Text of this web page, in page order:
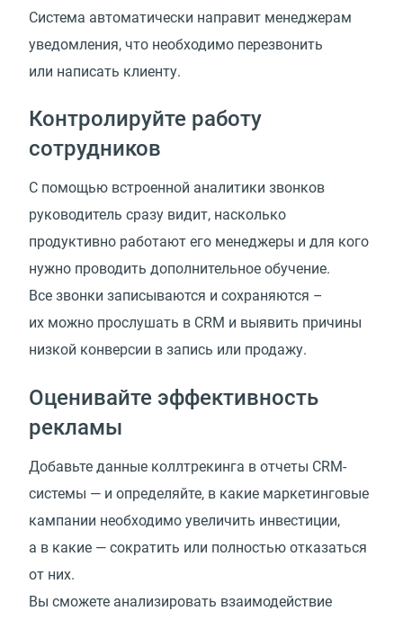
Система автоматически направит менеджерам
уведомления, что необходимо перезвонить
или написать клиенту.
Контролируйте работу
сотрудников
С помощью встроенной аналитики звонков
руководитель сразу видит, насколько
продуктивно работают его менеджеры и для кого
нужно проводить дополнительное обучение.
Все звонки записываются и сохраняются –
их можно прослушать в CRM и выявить причины
низкой конверсии в запись или продажу.
Оценивайте эффективность
рекламы
Добавьте данные коллтрекинга в отчеты CRM-
системы — и определяйте, в какие маркетинговые
кампании необходимо увеличить инвестиции,
а в какие — сократить или полностью отказаться
от них.
Вы сможете анализировать взаимодействие